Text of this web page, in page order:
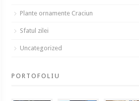
Plante ornamente Craciun
Sfatul zilei
Uncategorized
PORTOFOLIU